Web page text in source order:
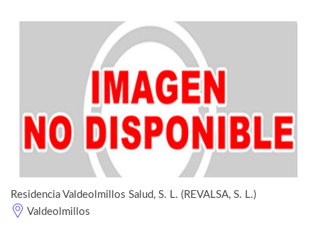
Residencia Valdeolmillos Salud, S. L. (REVALSA, S. L.)
Valdeolmillos